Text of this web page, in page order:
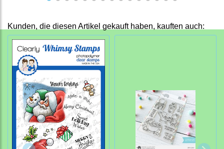
Kunden, die diesen Artikel gekauft haben, kauften auch: